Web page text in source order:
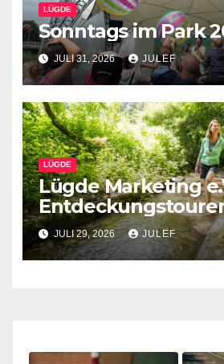
LÜGDE
Sonntags im Park
JULI 31, 2026 JULEF
LÜGDE
Lügde Marketing
JULI 29, 2026 JULEF